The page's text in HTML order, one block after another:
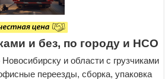
и без, по городу и НСО
и области с грузчиками
переезды, сборка, упаковка